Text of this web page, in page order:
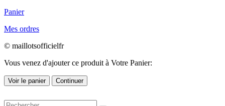
Panier
Mes ordres
© maillotsofficielfr
Vous venez d'ajouter ce produit à Votre Panier:
Voir le panier Continuer